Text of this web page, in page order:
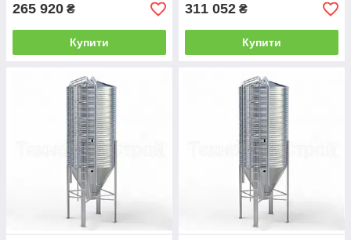
265 920 ₴
Купити
311 052 ₴
Купити